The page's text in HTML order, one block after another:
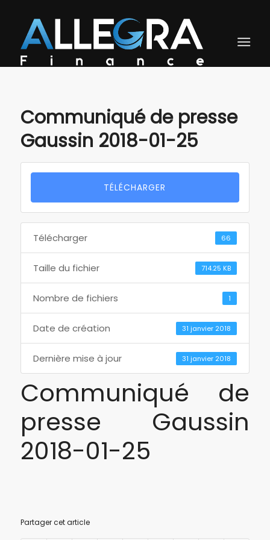
Communiqué de presse
Gaussin 2018-01-25
TÉLÉCHARGER
Télécharger 66
Taille du fichier 714.25 KB
Nombre de fichiers 1
Date de création 31 janvier 2018
Dernière mise à jour 31 janvier 2018
Communiqué de
presse Gaussin
2018-01-25
Partager cet article